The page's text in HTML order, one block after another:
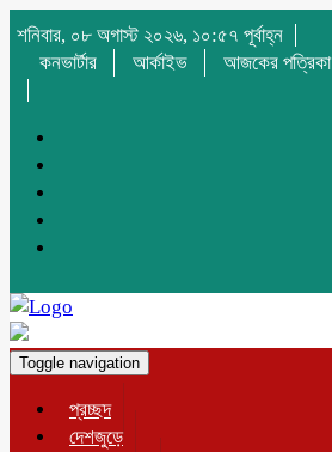
শনিবার, ০৮ অগাস্ট ২০২৬, ১০:৫৭ পূর্বাহ্ন
কনভার্টার
আর্কাইভ আজকের পত্রিকা
Toggle navigation
প্রচ্ছদ
দেশজুড়ে